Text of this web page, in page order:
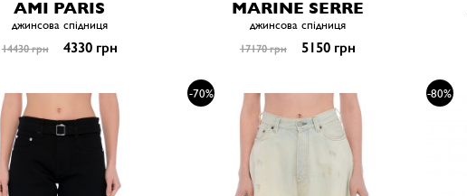
AMI PARIS
джинсова спідниця
14430 грн 4330 грн
MARINE SERRE
джинсова спідниця
17170 грн 5150 грн
-70% -80%